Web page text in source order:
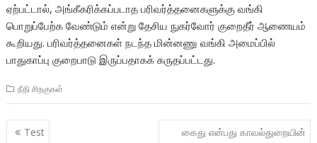
ஏற்பட்டால், அங்கீகரிக்கப்படாத பரிவர்த்தனைகளுக்கு வங்கி
பொறுப்பேற்க வேண்டும் என்று தேசிய நுகர்வோர் குறைதீர் ஆணையம்
கூறியது. பரிவர்த்தனைகள் நடந்த மின்னணு வங்கி அமைப்பில்
பாதுகாப்பு குறைபாடு இருப்பதாகக் கருதப்பட்டது.
நீதி சிறகுகள்
Post
Test
கைது என்பது காவல்துறையின்